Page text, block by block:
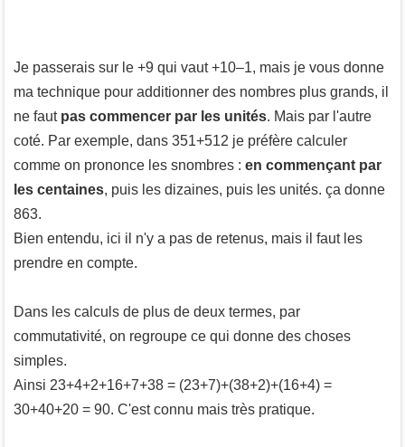
Je passerais sur le +9 qui vaut +10–1, mais je vous donne
ma technique pour additionner des nombres plus grands, il
ne faut pas commencer par les unités. Mais par l'autre
coté. Par exemple, dans 351+512 je préfère calculer
comme on prononce les snombres : en commençant par
les centaines, puis les dizaines, puis les unités. ça donne
863.
Bien entendu, ici il n'y a pas de retenus, mais il faut les
prendre en compte.
Dans les calculs de plus de deux termes, par
commutativité, on regroupe ce qui donne des choses
simples.
Ainsi 23+4+2+16+7+38 = (23+7)+(38+2)+(16+4) =
30+40+20 = 90. C'est connu mais très pratique.